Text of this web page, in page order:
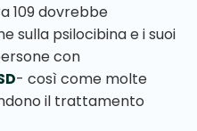
109 dovrebbe
sulla psilocibina e i suoi
con
- così come molte
il trattamento